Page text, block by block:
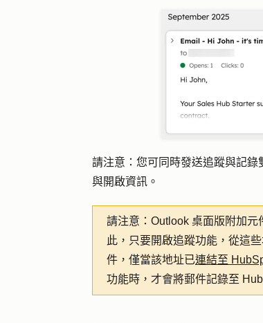
請注意：您可同時發送追蹤與記
與開啟資訊。
請注意： Outlook 桌面版附加元
此，只要開啟追蹤功能，從這
件，僅當該地址已連結至
功能時，才會將郵件記錄至